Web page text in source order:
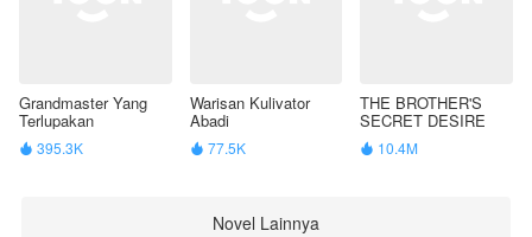
Grandmaster Yang
Terlupakan
 395.3K
Warisan Kulivator
Abadi
 77.5K
THE BROTHER'S
SECRET DESIRE
 10.4M
Novel Lainnya